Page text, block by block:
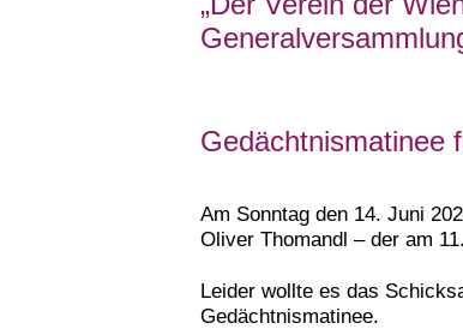
Gedächtnismatinee
Am Sonntag den 14. Juni
Oliver Thomandl – der am
Leider wollte es das
Gedächtnismatinee.